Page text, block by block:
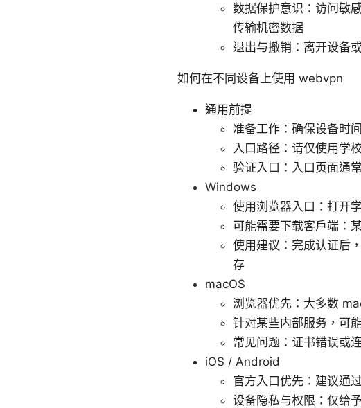
数据保护意识：访问敏
传输机密数据
退出与撤销：离开设备
如何在不同设备上使用 webvpn
通用前提
准备工作：确保设备时
入口路径：请仅使用学
验证入口：入口页面通
Windows
使用浏览器入口：打开
可能需要下载客户端：
使用建议：完成认证后
存
macOS
浏览器优先：大多数
针对某些内部服务，可
常见问题：证书错误或
iOS / Android
官方入口优先：建议通
设备隐私与权限：仅给